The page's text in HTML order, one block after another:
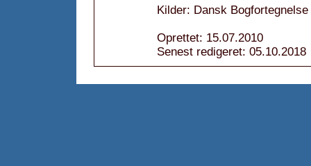
Kilder: Dansk Bogfortegnelse
Oprettet: 15.07.2010
Senest redigeret: 05.10.2018